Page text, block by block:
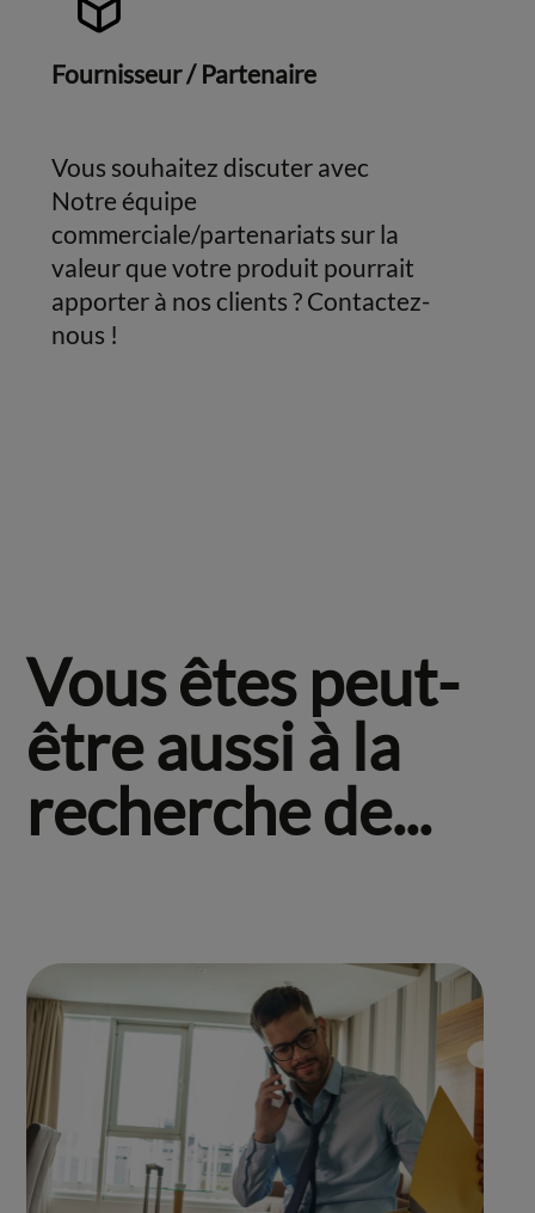
Fournisseur / Partenaire
Vous souhaitez discuter avec
Notre équipe
commerciale/partenariats sur la
valeur que votre produit pourrait
apporter à nos clients ? Contactez-
nous !
Vous êtes peut-
être aussi à la
recherche de...